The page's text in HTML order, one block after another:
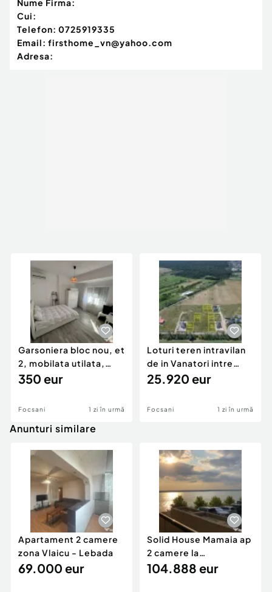
Nume Firma:
Cui:
Telefon: 0725919335
Email: firsthome_vn@yahoo.com
Adresa:
Garsoniera bloc nou, et
2, mobilata utilata,
Scoala 2
350 eur
Focsani 1 zi în urmă
Loturi teren intravilan
de in Vanatori intre
576mp - 612mp
25.920 eur
Focsani 1 zi în urmă
Anunturi similare
Apartament 2 camere
zona Vlaicu - Lebada
69.000 eur
Solid House Mamaia ap
2 camere la
cheie,langa Mega
104.888 eur